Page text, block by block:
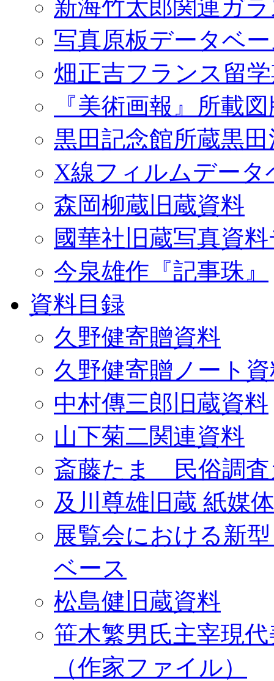
新海竹太郎関連ガ
写真原板データベ
畑正吉フランス留
『美術画報』所載
黒田記念館所蔵黒
X線フィルムデータ
森岡柳蔵旧蔵資料
國華社旧蔵写真資
今泉雄作『記事珠』
資料目録
久野健寄贈資料
久野健寄贈ノート
中村傳三郎旧蔵資料
山下菊二関連資料
斎藤たま 民俗調査
及川尊雄旧蔵 紙媒
展覧会における新
ベース
松島健旧蔵資料
笹木繁男氏主宰現
（作家ファイル）